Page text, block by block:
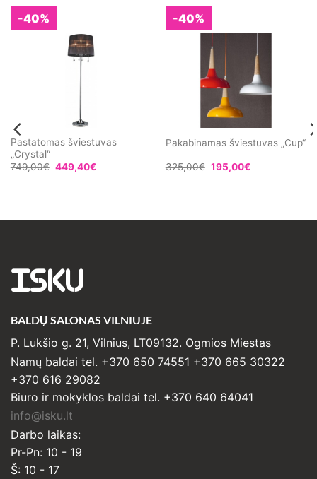
-40%
Pastatomas šviestuvas
„Crystal“
749,00€ 449,40€
-40%
Pakabinamas šviestuvas „Cup“
325,00€ 195,00€
ISKU
BALDŲ SALONAS VILNIUJE
P. Lukšio g. 21, Vilnius, LT09132. Ogmios Miestas
Namų baldai tel. +370 650 74551 +370 665 30322
+370 616 29082
Biuro ir mokyklos baldai tel. +370 640 64041
info@isku.lt
Darbo laikas:
Pr-Pn: 10 - 19
Š: 10 - 17